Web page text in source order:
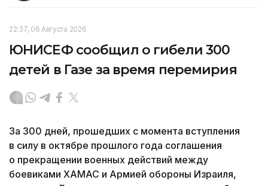
22:37, 06 Августа 2026
ЮНИСЕФ сообщил о гибели 300
детей в Газе за время перемирия
За 300 дней, прошедших с момента вступления
в силу в октябре прошлого года соглашения
о прекращении военных действий между
боевиками ХАМАС и Армией обороны Израиля,